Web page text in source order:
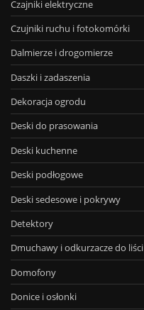
Czajniki elektryczne
Czujniki ruchu i fotokomórki
Dalmierze i drogomierze
Daszki i zadaszenia
Dekoracja ogrodu
Deski do prasowania
Deski kuchenne
Deski podłogowe
Deski sedesowe i pokrywy
Detektory
Dmuchawy i odkurzacze do liści
Domofony
Donice i osłonki